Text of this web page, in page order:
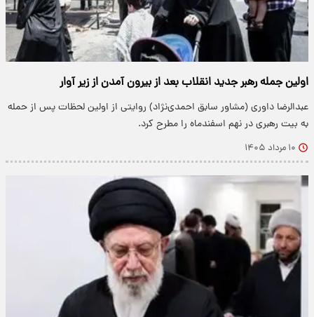
اولین جمله رهبر جدید انقلاب بعد از بیرون آمدن از زیر آوار
عبدالرضا داوری (مشاور سابق احمدی‌نژاد) روایتی از اولین لحظات پس از حمله
به بیت رهبری در نهم اسفندماه را مطرح کرد.
۱۰ مرداد ۱۴۰۵